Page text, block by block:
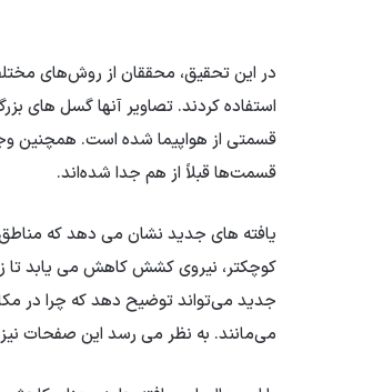
در این تحقیق، محققان از روش‌های
استفاده کردند. تصاویر آنها گسل های
قسمتی از هواپیما شده است. همچنین
قسمت‌ها قبلاً از هم جدا شده‌اند.
یافته های جدید نشان می دهد که
جدید می‌تواند توضیح دهد که چرا در
می‌مانند. به نظر می رسد این صفحات